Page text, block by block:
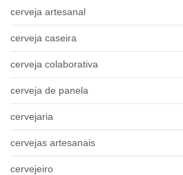
cerveja artesanal
cerveja caseira
cerveja colaborativa
cerveja de panela
cervejaria
cervejas artesanais
cervejeiro